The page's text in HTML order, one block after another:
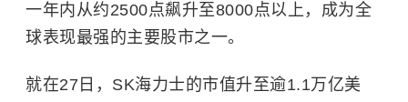
一年内从约2500点飙升至8000点以上，成为全
球表现最强的主要股市之一。
就在27日，SK海力士的市值升至逾1.1万亿美